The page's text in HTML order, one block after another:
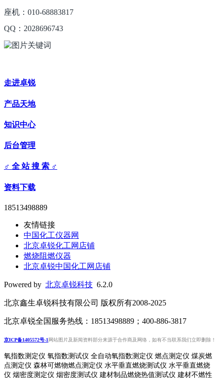
座机：010-68883817
QQ：2028696743
走进卓锐
产品天地
知识中心
后台管理
♂ 全 站 搜 索 ♂
资料下载
18513498889
友情链接
中国化工仪器网
北京卓锐化工网店铺
燃烧阻燃仪器
北京卓锐中国化工网店铺
Powered by 北京卓锐科技 6.2.0
北京鑫生卓锐科技有限公司 版权所有2008-2025
北京卓锐全国服务热线：18513498889；400-886-3817
京ICP备1405572号-1网站图片及新闻资料部分来源于合作商及网络，如有不当联系我们立即删除！
氧指数测定仪 氧指数测试仪 全自动氧指数测定仪 燃点测定仪 煤炭燃
点测定仪 森林可燃物燃点测定仪 水平垂直燃烧测试仪 水平垂直燃烧
仪 烟密度测定仪 烟密度测试仪 建材制品燃烧热值测试仪 建材不燃性